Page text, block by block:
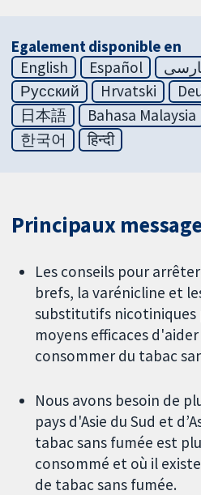
Egalement disponible en
English
Español
Русский
Hrvatski
日本語
Bahasa Malaysia
한국어
हिन्दी
Principaux
Les conseils pour
brefs, la varénicline et
substitutifs nicotiniques
moyens efficaces
consommer du tabac
Nous avons besoin de
pays d'Asie du Sud et
tabac sans fumée est
consommé et où il
de tabac sans fumée.